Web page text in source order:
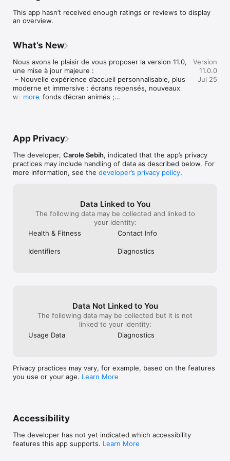
de démonstration ainsi que toutes les informations, la durée
et les calories brûlées.
• • • •  Notifications  • • • •
Un cours déplacé ? Une fermeture exceptionnelle ? Un
évènement à ne pas manquer ?
Pas d'inquiétude, nous vous tenons au courant
instantanément, où que vous soyez.
Où en êtes-vous, question forme ?
Quels que soient vos objectifs, seul(e) ou avec votre coach,
suivez vos progrès pour rester motivé(e). Suivez l'évolution
de votre poids et de vos données biométriques au fil des
semaines.
Vos objectifs.
« Que dois-je faire pour mincir ? pour prendre du muscle ? »
Retrouvez des dizaines de programmes et de séances
musculaire : « quels exercices pour galber les fessiers ? pour
« Comment me servir de cette machine ? A quoi sert-elle ? »
Pour chaque machine, apprenez rapidement COMMENT et
POURQUOI l’utiliser, avec des VIDÉOS de démonstration
routine ?
Choisissez parmi +250 exercices pour créer les séances qui
vous correspondent.
le QR Code apposé sur la machine.
Historique.
Ajoutez toutes vos activités à votre historique : cours
This app hasn’t received enough ratings or reviews to display
an overview.
What’s New
Nous avons le plaisir de vous proposer la version 11.0,
une mise à jour majeure :
– Nouvelle expérience d’accueil personnalisable, plus
moderne et immersive : écrans repensés, nouveaux
widgets, fonds d’écran animés ;
– Améliorations fonctionnelles et corrections de
more
Version
11.0.0
Jul 25
App Privacy
The developer, Carole Sebih, indicated that the app’s privacy
practices may include handling of data as described below. For
more information, see the developer’s privacy policy.
Data Linked to You
The following data may be collected and linked to
your identity:
Health & Fitness
Contact Info
Identifiers Diagnostics
Data Not Linked to You
The following data may be collected but it is not
linked to your identity:
Usage Data
Diagnostics
Privacy practices may vary, for example, based on the features
you use or your age. Learn More
Accessibility
The developer has not yet indicated which accessibility
features this app supports. Learn More